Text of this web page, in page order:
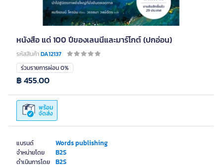
หนังสือ แด่ 100 ปีของเลนนีและมาร์โกต์ (ปกอ่อน)
รหัสสินค้าDA12137
แบรนด์ Words publishing
จำหน่ายโดย B2S
ดำเนินการโดย B2S
ร่วมรายการผ่อน 0%
พร้อม
จัดส่ง
฿ 455.00